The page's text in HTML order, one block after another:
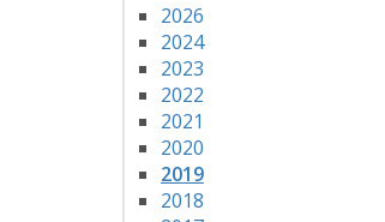
2026
2024
2023
2022
2021
2020
2019
2018